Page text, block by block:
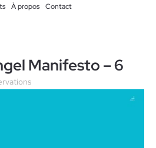
À propos Contact
Manifesto – 6